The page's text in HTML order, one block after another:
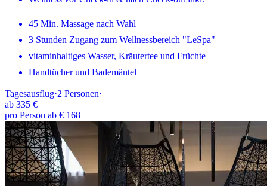
45 Min. Massage nach Wahl
3 Stunden Zugang zum Wellnessbereich "LeSpa"
vitaminhaltiges Wasser, Kräutertee und Früchte
Handtücher und Bademäntel
Tagesausflug·2 Personen·
ab 335 €
pro Person ab € 168